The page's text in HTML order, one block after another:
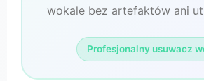
wokale bez artefaktów ani
Profesjonalny usuwacz